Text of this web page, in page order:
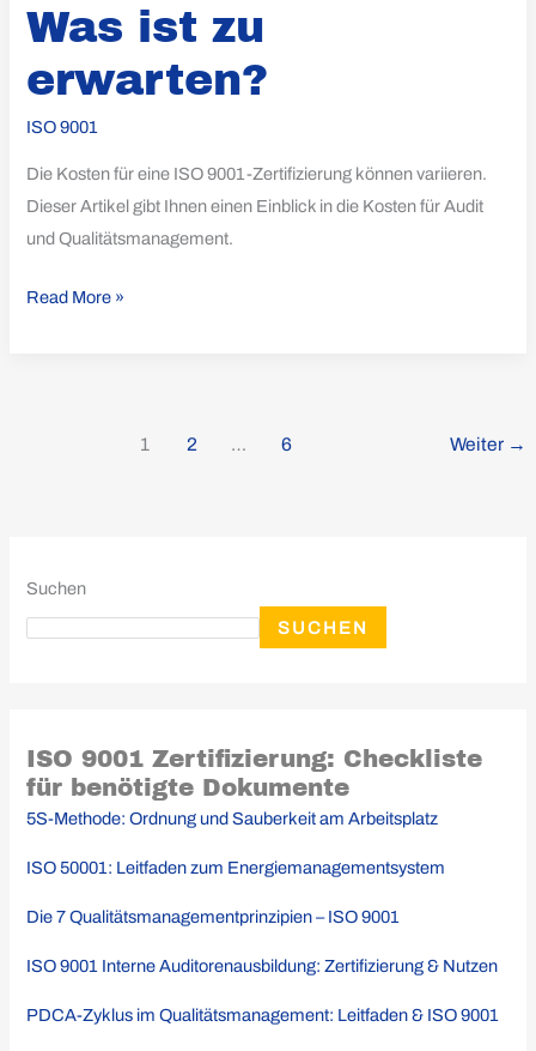
Was ist zu
erwarten?
ISO 9001
Die Kosten für eine ISO 9001-Zertifizierung können variieren.
Dieser Artikel gibt Ihnen einen Einblick in die Kosten für Audit
und Qualitätsmanagement.
Read More »
1 2 … 6 Weiter →
Suchen
SUCHEN
ISO 9001 Zertifizierung: Checkliste
für benötigte Dokumente
5S-Methode: Ordnung und Sauberkeit am Arbeitsplatz
ISO 50001: Leitfaden zum Energiemanagementsystem
Die 7 Qualitätsmanagementprinzipien – ISO 9001
ISO 9001 Interne Auditorenausbildung: Zertifizierung & Nutzen
PDCA-Zyklus im Qualitätsmanagement: Leitfaden & ISO 9001